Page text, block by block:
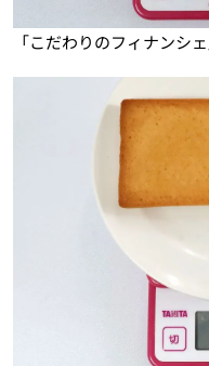
「こだわりのフィナンシ